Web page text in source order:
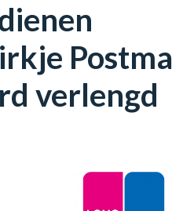
Postma
verlengd